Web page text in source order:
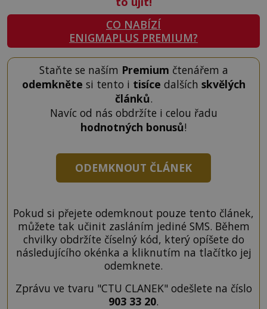
CO NABÍZÍ
ENIGMAPLUS PREMIUM?
Staňte se naším Premium čtenářem a
odemkněte si tento i tisíce dalších skvělých
článků.
Navíc od nás obdržíte i celou řadu
hodnotných bonusů!
ODEMKNOUT ČLÁNEK
Pokud si přejete odemknout pouze tento článek,
můžete tak učinit zasláním jediné SMS. Během
chvilky obdržíte číselný kód, který opíšete do
následujícího okénka a kliknutím na tlačítko jej
odemknete.
Zprávu ve tvaru "CTU CLANEK" odešlete na číslo
903 33 20.